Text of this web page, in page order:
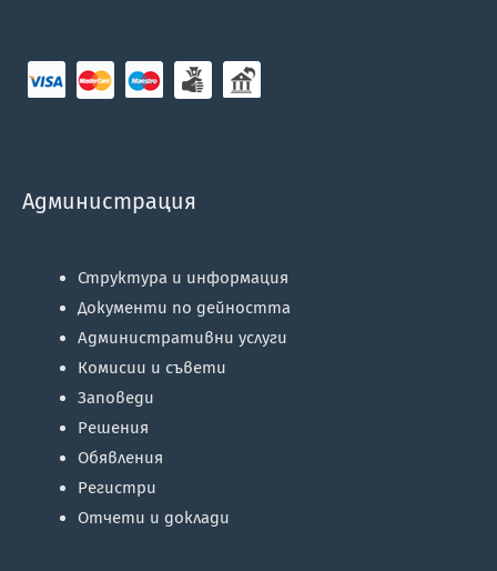
Администрация
Структура и информация
Документи по дейността
Административни услуги
Комисии и съвети
Заповеди
Решения
Обявления
Регистри
Отчети и доклади